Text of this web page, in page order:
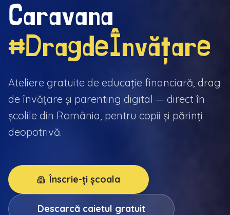
Caravana
#DragdeÎnvățare
Ateliere gratuite de educație financiară, drag
de învățare și parenting digital — direct în
școlile din România, pentru copii și părinți
deopotrivă.
Înscrie-ți școala
Descarcă caietul gratuit